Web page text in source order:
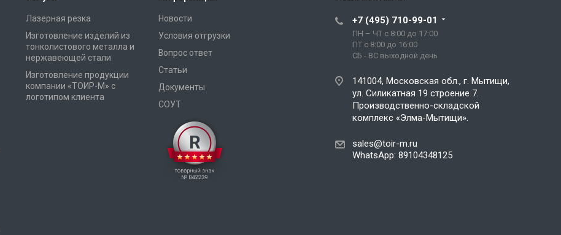
Лазерная резка
Изготовление изделий из
тонколистового металла и
нержавеющей стали
Изготовление продукции
компании «ТОИР-М» с
логотипом клиента
Новости
Условия отгрузки
Вопрос ответ
Статьи
Документы
СОУТ
+7 (495) 710-99-01
ПН – ЧТ с 8:00 до 17:00
ПТ с 8:00 до 16:00
СБ - ВС выходной день
141004, Московская обл., г. Мытищи,
ул. Силикатная 19 строение 7.
Производственно-складской
комплекс «Элма-Мытищи».
sales@toir-m.ru
WhatsApp: 89104348125